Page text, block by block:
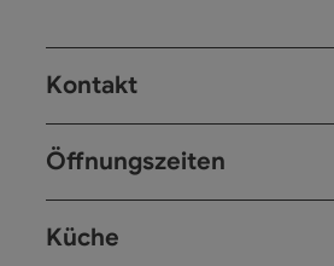
Kontakt
Öffnungszeiten
Küche